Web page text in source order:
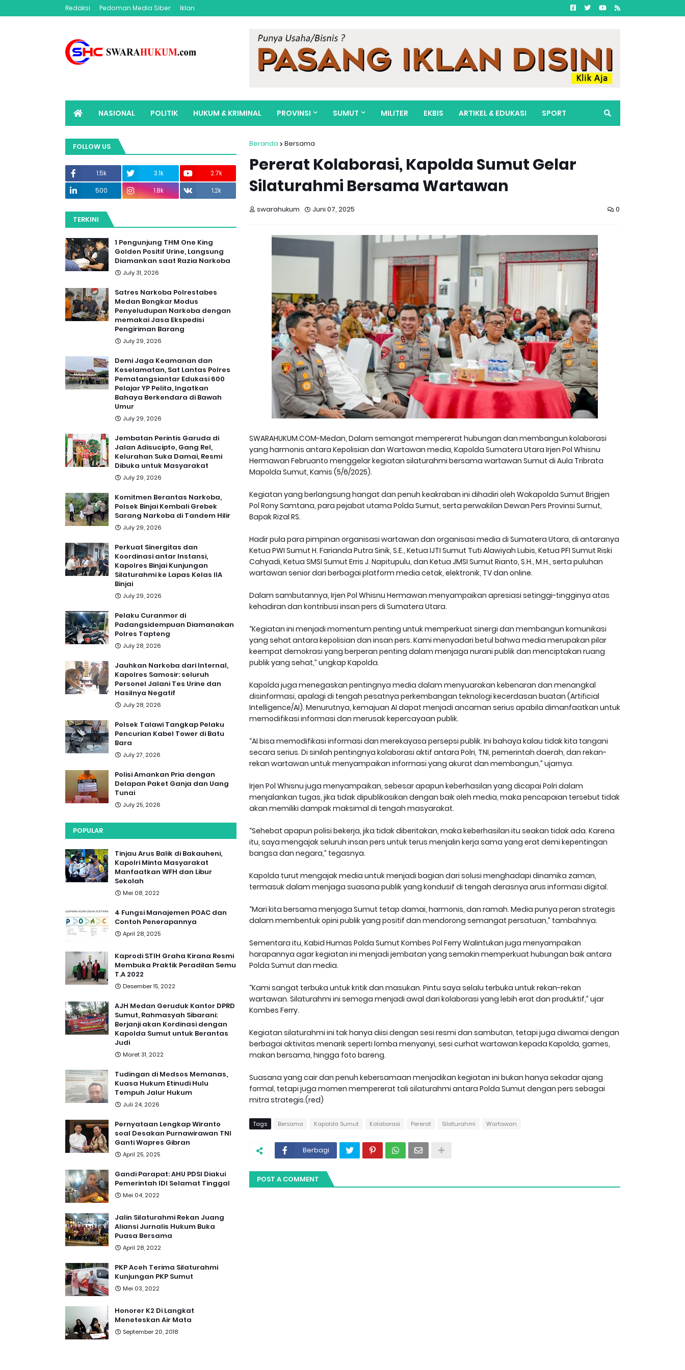
Redaksi Pedoman Media Siber Iklan
NASIONAL POLITIK HUKUM & KRIMINAL PROVINSI SUMUT MILITER EKBIS ARTIKEL & EDUKASI SPORT
ADVERTORIAL Beranda Bersama
Pererat Kolaborasi, Kapolda Sumut Gelar
Silaturahmi Bersama Wartawan
swarahukum Juni 07, 2025 0
SWARAHUKUM.COM-Medan, Dalam semangat mempererat hubungan dan membangun kolaborasi
yang harmonis antara Kepolisian dan Wartawan media, Kapolda Sumatera Utara Irjen Pol Whisnu
Hermawan Februanto menggelar kegiatan silaturahmi bersama wartawan Sumut di Aula Tribrata
Mapolda Sumut, Kamis (5/6/2025).
Kegiatan yang berlangsung hangat dan penuh keakraban ini dihadiri oleh Wakapolda Sumut Brigjen
Pol Rony Samtana, para pejabat utama Polda Sumut, serta perwakilan Dewan Pers Provinsi Sumut,
Bapak Rizal RS.
Hadir pula para pimpinan organisasi wartawan dan organisasi media di Sumatera Utara, di antaranya
Ketua PWI Sumut H. Farianda Putra Sinik, S.E., Ketua IJTI Sumut Tuti Alawiyah Lubis, Ketua PFI Sumut Riski
Cahyadi, Ketua SMSI Sumut Erris J. Napitupulu, dan Ketua JMSI Sumut Rianto, S.H., M.H., serta puluhan
wartawan senior dari berbagai platform media cetak, elektronik, TV dan online.
Dalam sambutannya, Irjen Pol Whisnu Hermawan menyampaikan apresiasi setinggi-tingginya atas
kehadiran dan kontribusi insan pers di Sumatera Utara.
“Kegiatan ini menjadi momentum penting untuk memperkuat sinergi dan membangun komunikasi
yang sehat antara kepolisian dan insan pers. Kami menyadari betul bahwa media merupakan pilar
keempat demokrasi yang berperan penting dalam menjaga nurani publik dan menciptakan ruang
publik yang sehat,” ungkap Kapolda.
Kapolda juga menegaskan pentingnya media dalam menyuarakan kebenaran dan menangkal
disinformasi, apalagi di tengah pesatnya perkembangan teknologi kecerdasan buatan (Artificial
Intelligence/AI). Menurutnya, kemajuan AI dapat menjadi ancaman serius apabila dimanfaatkan untuk
memodifikasi informasi dan merusak kepercayaan publik.
“AI bisa memodifikasi informasi dan merekayasa persepsi publik. Ini bahaya kalau tidak kita tangani
secara serius. Di sinilah pentingnya kolaborasi aktif antara Polri, TNI, pemerintah daerah, dan rekan-
rekan wartawan untuk menyampaikan informasi yang akurat dan membangun,” ujarnya.
Irjen Pol Whisnu juga menyampaikan, sebesar apapun keberhasilan yang dicapai Polri dalam
menjalankan tugas, jika tidak dipublikasikan dengan baik oleh media, maka pencapaian tersebut tidak
akan memiliki dampak maksimal di tengah masyarakat.
“Sehebat apapun polisi bekerja, jika tidak diberitakan, maka keberhasilan itu seakan tidak ada. Karena
itu, saya mengajak seluruh insan pers untuk terus menjalin kerja sama yang erat demi kepentingan
bangsa dan negara,” tegasnya.
Kapolda turut mengajak media untuk menjadi bagian dari solusi menghadapi dinamika zaman,
termasuk dalam menjaga suasana publik yang kondusif di tengah derasnya arus informasi digital.
“Mari kita bersama menjaga Sumut tetap damai, harmonis, dan ramah. Media punya peran strategis
dalam membentuk opini publik yang positif dan mendorong semangat persatuan,” tambahnya.
Sementara itu, Kabid Humas Polda Sumut Kombes Pol Ferry Walintukan juga menyampaikan
harapannya agar kegiatan ini menjadi jembatan yang semakin memperkuat hubungan baik antara
Polda Sumut dan media.
“Kami sangat terbuka untuk kritik dan masukan. Pintu saya selalu terbuka untuk rekan-rekan
wartawan. Silaturahmi ini semoga menjadi awal dari kolaborasi yang lebih erat dan produktif,” ujar
Kombes Ferry.
Kegiatan silaturahmi ini tak hanya diisi dengan sesi resmi dan sambutan, tetapi juga diwarnai dengan
berbagai aktivitas menarik seperti lomba menyanyi, sesi curhat wartawan kepada Kapolda, games,
makan bersama, hingga foto bareng.
Suasana yang cair dan penuh kebersamaan menjadikan kegiatan ini bukan hanya sekadar ajang
formal, tetapi juga momen mempererat tali silaturahmi antara Polda Sumut dengan pers sebagai
mitra strategis.(red)
Tags Bersama Kapolda Sumut Kolaborasi Pererat Silaturahmi Wartawan
Berbagi
POST A COMMENT
FOLLOW US
1.5k 3.1k
2.7k
500
1.8k 1.2k
TERKINI
1 Pengunjung THM One King
Golden Positif Urine, Langsung
Diamankan saat Razia Narkoba
July 31, 2026
Satres Narkoba Polrestabes
Medan Bongkar Modus
Penyeludupan Narkoba dengan
memakai Jasa Ekspedisi
Pengiriman Barang
July 29, 2026
Demi Jaga Keamanan dan
Keselamatan, Sat Lantas Polres
Pematangsiantar Edukasi 600
Pelajar YP Pelita, Ingatkan
Bahaya Berkendara di Bawah
Umur
July 29, 2026
Jembatan Perintis Garuda di
Jalan Adisucipto, Gang Rel,
Kelurahan Suka Damai, Resmi
Dibuka untuk Masyarakat
July 29, 2026
Komitmen Berantas Narkoba,
Polsek Binjai Kembali Grebek
Sarang Narkoba di Tandem Hilir
July 29, 2026
Perkuat Sinergitas dan
Koordinasi antar Instansi,
Kapolres Binjai Kunjungan
Silaturahmi ke Lapas Kelas IIA
Binjai
July 29, 2026
Pelaku Curanmor di
Padangsidempuan Diamanakan
Polres Tapteng
July 28, 2026
Jauhkan Narkoba dari Internal,
Kapolres Samosir: seluruh
Personel Jalani Tes Urine dan
Hasilnya Negatif
July 28, 2026
Polsek Talawi Tangkap Pelaku
Pencurian Kabel Tower di Batu
Bara
July 27, 2026
Polisi Amankan Pria dengan
Delapan Paket Ganja dan Uang
Tunai
July 25, 2026
POPULAR
Tinjau Arus Balik di Bakauheni,
Kapolri Minta Masyarakat
Manfaatkan WFH dan Libur
Sekolah
Mei 08, 2022
4 Fungsi Manajemen POAC dan
Contoh Penerapannya
April 28, 2025
Kaprodi STIH Graha Kirana Resmi
Membuka Praktik Peradilan Semu
T.A 2022
Desember 15, 2022
AJH Medan Geruduk Kantor DPRD
Sumut, Rahmasyah Sibarani:
Berjanji akan Kordinasi dengan
Kapolda Sumut untuk Berantas
Judi
Maret 31, 2022
Tudingan di Medsos Memanas,
Kuasa Hukum Etinudi Hulu
Tempuh Jalur Hukum
Juli 24, 2026
Pernyataan Lengkap Wiranto
soal Desakan Purnawirawan TNI
Ganti Wapres Gibran
April 25, 2025
Gandi Parapat: AHU PDSI Diakui
Pemerintah IDI Selamat Tinggal
Mei 04, 2022
Jalin Silaturahmi Rekan Juang
Aliansi Jurnalis Hukum Buka
Puasa Bersama
April 28, 2022
PKP Aceh Terima Silaturahmi
Kunjungan PKP Sumut
Mei 03, 2022
Honorer K2 Di Langkat
Meneteskan Air Mata
September 20, 2018